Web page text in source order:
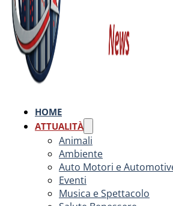
HOME
ATTUALITÀ
Animali
Ambiente
Auto Motori e
Eventi
Musica e Spettacolo